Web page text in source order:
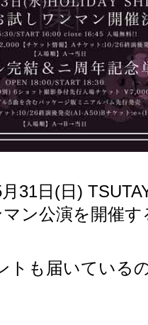
31日(日)
ン公演を開催
トも届いている